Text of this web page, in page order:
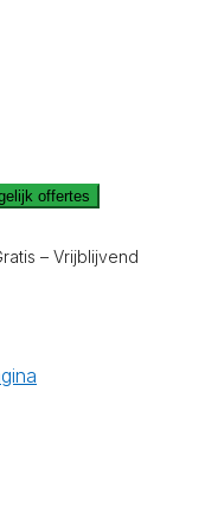
offertes
– Vrijblijvend